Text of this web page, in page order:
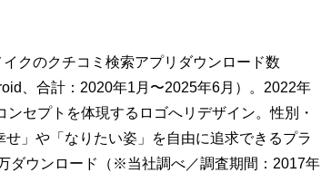
クのクチコミ検索アプリダウンロード数
、合計：2020年1月〜2025年6月）。2022年
セプトを体現するロゴへリデザイン。性別・
」や「なりたい姿」を自由に追求できるプラ
ダウンロード（※当社調べ／調査期間：2017年